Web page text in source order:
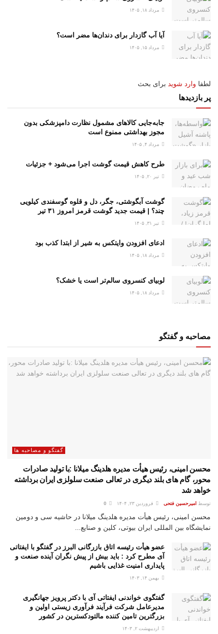
مرداد ۱۸, ۱۴۰۵
آیا آب گازدار برای دندان‌ها مضر است؟
مرداد ۱۵, ۱۴۰۵
لطفا وارد شوید برای بحث
پر بازدیدها
جابه‌جایی کالاهای مشمول نظارت دامپزشکی بدون
مجوز بهداشتی ممنوع است
مرداد ۴, ۱۴۰۵
طرح کاهش قیمت گوشت اجرا می‌شود + جزئیات
تیر ۲۰, ۱۴۰۵
گوشت آبگوشتی، جگر، دل و قلوه گوسفندی کیلویی
چند؟ | قیمت جدید گوشت قرمز امروز ۳۱ تیر
تیر ۳۱, ۱۴۰۵
ادعای افزودن وایتکس به شیر از ابتدا کذب بود
مرداد ۱۸, ۱۴۰۵
لوبیای کنسروی سالم‌تر است یا خشک؟
مرداد ۱۸, ۱۴۰۵
مصاحبه و گفتگو
گفتگو و مصاحبه ها
محسن امینی، رئیس هیأت مدیره هلدینگ میلانا :با تولید صادرات
محور، گام های بلند دیگری در تعالی صنعت سلولزی ایران برداشته
خواهد شد
توسط امیرحسین فتحی فروردین ۲۳, ۱۴۰۴
محسن امینی، رئیس هیأت مدیره هلدینگ میلانا در حاشیه سی و دومین
نمایشگاه بین المللی ایران بیوتی، کلین و صنایع...
عضو هیأت رئیسه اتاق بازرگانی البرز در گفتگو با ایفتاتی
آی مطرح کرد : باید بیش از پیش نگران آینده صنعت و
پایداری امنیت غذایی باشیم
بهمن ۱۴, ۱۴۰۳
گفتگوی خواندنی ایفتاتی آی با دکتر پرویز جهانگیری
مدیرعامل شرکت فرآیند فرآوری زیستی اولین و
بزرگترین تامین کننده مالتودکسترین در کشور
اردیبهشت ۲, ۱۴۰۳